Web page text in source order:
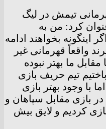
تیمش در لیگ
کرد: من به
اینگونه بخواهند ادامه
واقعاً قهرمانی غیر
ما بهتر نبوده
تیم حریف بازی
با وجود بهتر بازی
در بازی مقابل سپاهان و
کردیم و لایق بیش